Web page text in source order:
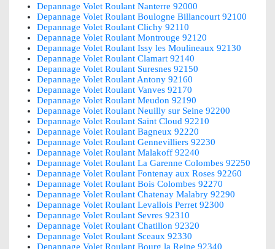
Depannage Volet Roulant Nanterre 92000
Depannage Volet Roulant Boulogne Billancourt 92100
Depannage Volet Roulant Clichy 92110
Depannage Volet Roulant Montrouge 92120
Depannage Volet Roulant Issy les Moulineaux 92130
Depannage Volet Roulant Clamart 92140
Depannage Volet Roulant Suresnes 92150
Depannage Volet Roulant Antony 92160
Depannage Volet Roulant Vanves 92170
Depannage Volet Roulant Meudon 92190
Depannage Volet Roulant Neuilly sur Seine 92200
Depannage Volet Roulant Saint Cloud 92210
Depannage Volet Roulant Bagneux 92220
Depannage Volet Roulant Gennevilliers 92230
Depannage Volet Roulant Malakoff 92240
Depannage Volet Roulant La Garenne Colombes 92250
Depannage Volet Roulant Fontenay aux Roses 92260
Depannage Volet Roulant Bois Colombes 92270
Depannage Volet Roulant Chatenay Malabry 92290
Depannage Volet Roulant Levallois Perret 92300
Depannage Volet Roulant Sevres 92310
Depannage Volet Roulant Chatillon 92320
Depannage Volet Roulant Sceaux 92330
Depannage Volet Roulant Bourg la Reine 92340